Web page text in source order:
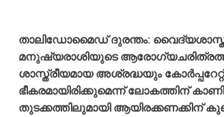
താലിഡോമൈഡ് ദുരന്തം:
മനുഷ്യരാശിയുടെ
ശാസ്ത്രീയമായ അശ്രദ്ധയും
ഭീകരമായിരിക്കുമെന്ന് ലോകത്തിന്
തുടക്കത്തിലുമായി ആയിരക്കണക്കിന്